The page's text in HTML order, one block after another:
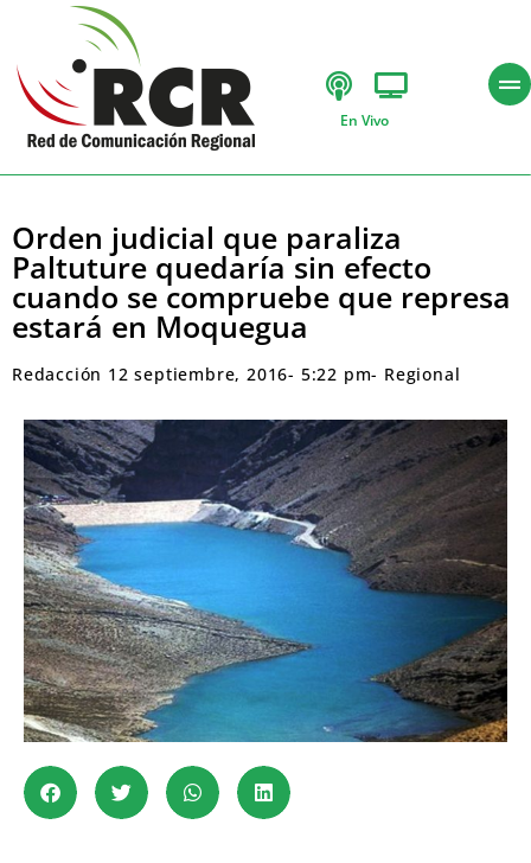
En Vivo
Orden judicial que paraliza
Paltuture quedaría sin efecto
cuando se compruebe que represa
estará en Moquegua
Redacción 12 septiembre, 2016- 5:22 pm- Regional